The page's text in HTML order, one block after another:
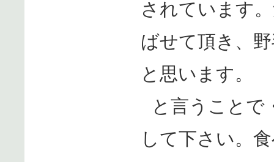
されています
ばせて頂き、
と思います。
と言うことで
して下さい。